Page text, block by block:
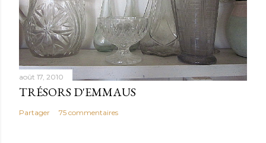
août 17, 2010
TRÉSORS D'EMMAUS
Partager 75 commentaires